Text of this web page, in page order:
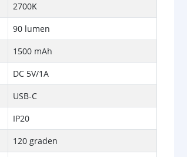
2700K
90 lumen
1500 mAh
DC 5V/1A
USB-C
IP20
120 graden